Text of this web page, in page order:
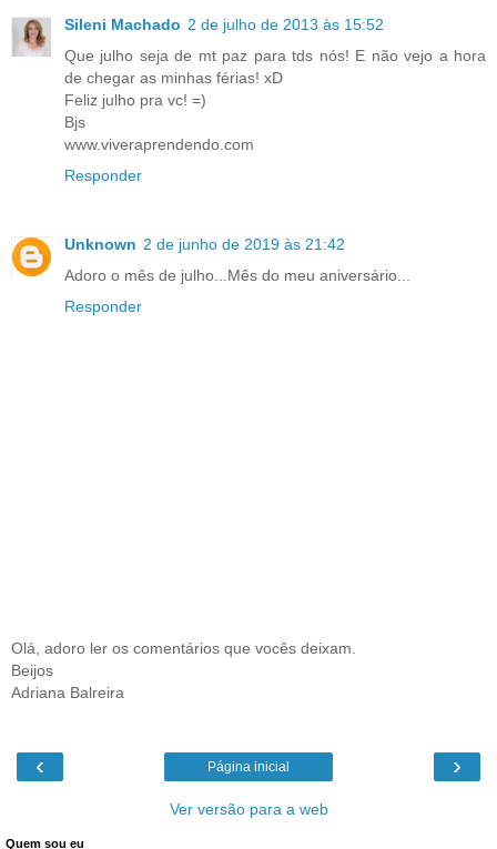
Sileni Machado 2 de julho de 2013 às 15:52
Que julho seja de mt paz para tds nós! E não vejo a hora
de chegar as minhas férias! xD
Feliz julho pra vc! =)
Bjs
www.viveraprendendo.com
Responder
Unknown 2 de junho de 2019 às 21:42
Adoro o mês de julho...Mês do meu aniversário...
Responder
Olá, adoro ler os comentários que vocês deixam.
Beijos
Adriana Balreira
‹ ›
Página inicial
Ver versão para a web
Quem sou eu